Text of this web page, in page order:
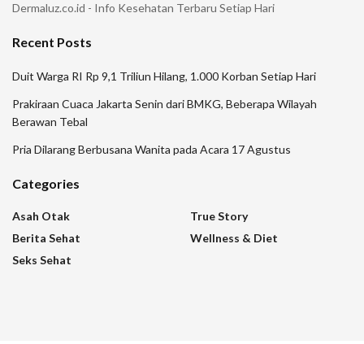
Dermaluz.co.id - Info Kesehatan Terbaru Setiap Hari
Recent Posts
Duit Warga RI Rp 9,1 Triliun Hilang, 1.000 Korban Setiap Hari
Prakiraan Cuaca Jakarta Senin dari BMKG, Beberapa Wilayah
Berawan Tebal
Pria Dilarang Berbusana Wanita pada Acara 17 Agustus
Categories
Asah Otak
Berita Sehat
Seks Sehat
True Story
Wellness & Diet